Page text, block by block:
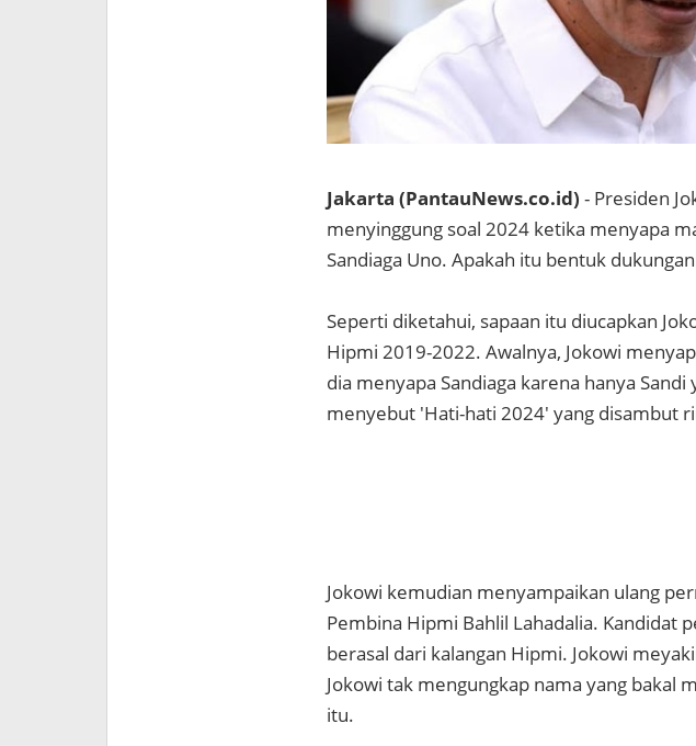
Jakarta (PantauNews.co.id) - Presiden
menyinggung soal 2024 ketika menyapa
Sandiaga Uno. Apakah itu bentuk
Seperti diketahui, sapaan itu diucapkan
Hipmi 2019-2022. Awalnya, Jokowi
dia menyapa Sandiaga karena hanya
menyebut 'Hati-hati 2024' yang disambut
Jokowi kemudian menyampaikan ulang
Pembina Hipmi Bahlil Lahadalia. Kandidat
berasal dari kalangan Hipmi. Jokowi
Jokowi tak mengungkap nama yang bakal
itu.